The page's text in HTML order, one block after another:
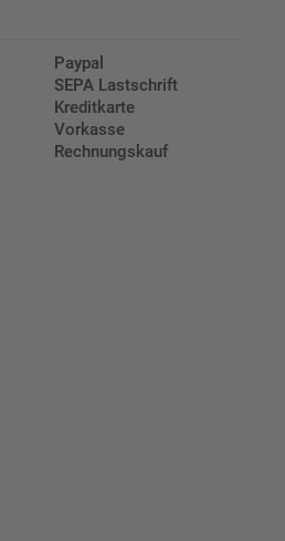
Paypal
SEPA Lastschrift
Kreditkarte
Vorkasse
Rechnungskauf